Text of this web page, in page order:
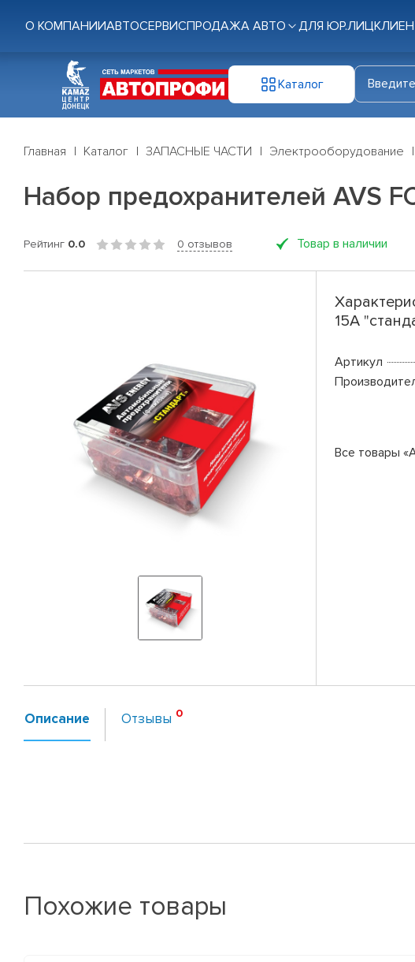
О КОМПАНИИАВТОСЕРВИСПРОДАЖА АВТО ДЛЯ ЮР.ЛИЦ
Каталог
Главная Каталог ЗАПАСНЫЕ ЧАСТИ Электрооборудование
Набор предохранителей AVS
Рейтинг 0.0 0 отзывов Товар в наличии
15A
Артикул
Все товары
Описание Отзывы
Похожие товары